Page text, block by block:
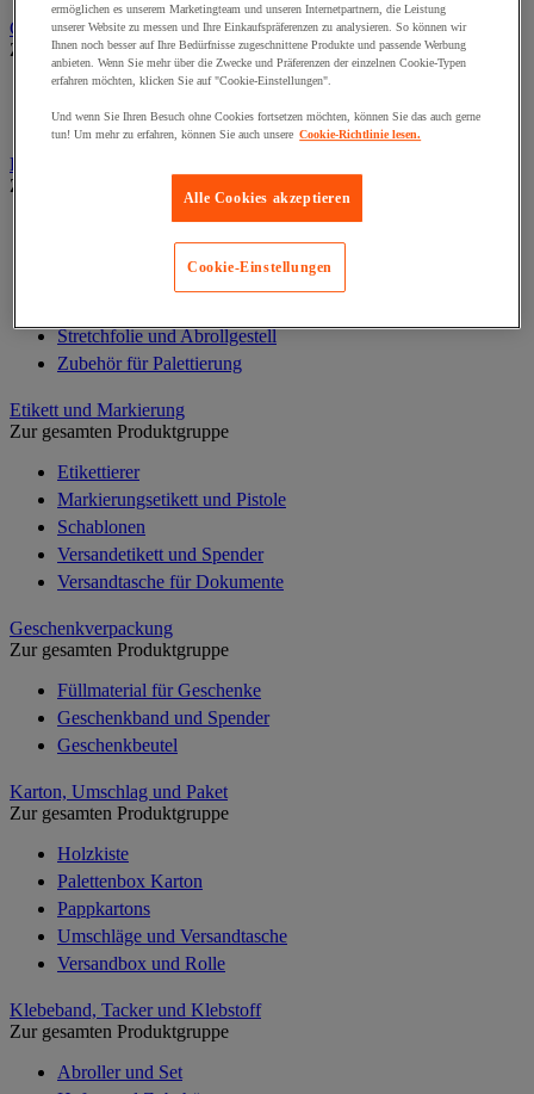
Cutter und Sicherheitsmesser
Zur gesamten Produktgruppe
Sicherheits- und Multifunktionsmesser
Zubehör für Sicherheits- und Multifunktionsmesser
Dehnbare Folie, Palette und Palettenbox
Zur gesamten Produktgruppe
Stretchfolie und Abrollgestell
Zubehör für Palettierung
Etikett und Markierung
Zur gesamten Produktgruppe
Etikettierer
Markierungsetikett und Pistole
Schablonen
Versandetikett und Spender
Versandtasche für Dokumente
Geschenkverpackung
Zur gesamten Produktgruppe
Füllmaterial für Geschenke
Geschenkband und Spender
Geschenkbeutel
Karton, Umschlag und Paket
Zur gesamten Produktgruppe
Holzkiste
Palettenbox Karton
Pappkartons
Umschläge und Versandtasche
Versandbox und Rolle
Klebeband, Tacker und Klebstoff
Zur gesamten Produktgruppe
Abroller und Set
ermöglichen es unserem Marketingteam und unseren Internetpartnern, die Leistung
unserer Website zu messen und Ihre Einkaufspräferenzen zu analysieren. So können wir
Ihnen noch besser auf Ihre Bedürfnisse zugeschnittene Produkte und passende Werbung
anbieten. Wenn Sie mehr über die Zwecke und Präferenzen der einzelnen Cookie-Typen
erfahren möchten, klicken Sie auf "Cookie-Einstellungen".
Und wenn Sie Ihren Besuch ohne Cookies fortsetzen möchten, können Sie das auch gerne
tun! Um mehr zu erfahren, können Sie auch unsere Cookie-Richtlinie lesen.
Alle Cookies akzeptieren
Cookie-Einstellungen